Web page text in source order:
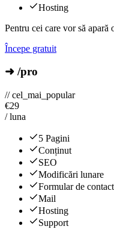
Hosting
Pentru cei care vor să
Începe gratuit
➜ /pro
// cel_mai_popular
€29
/ luna
5 Pagini
Conținut
SEO
Modificări lunare
Formular de contact
Mail
Hosting
Support